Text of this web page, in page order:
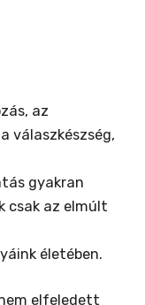
az
válaszkészség,
gyakran
csak az elmúlt
életében.
elfeledett